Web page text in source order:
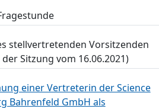
stellvertretenden Vorsitzenden
Sitzung vom 16.06.2021)
einer Vertreterin der Science
Bahrenfeld GmbH als